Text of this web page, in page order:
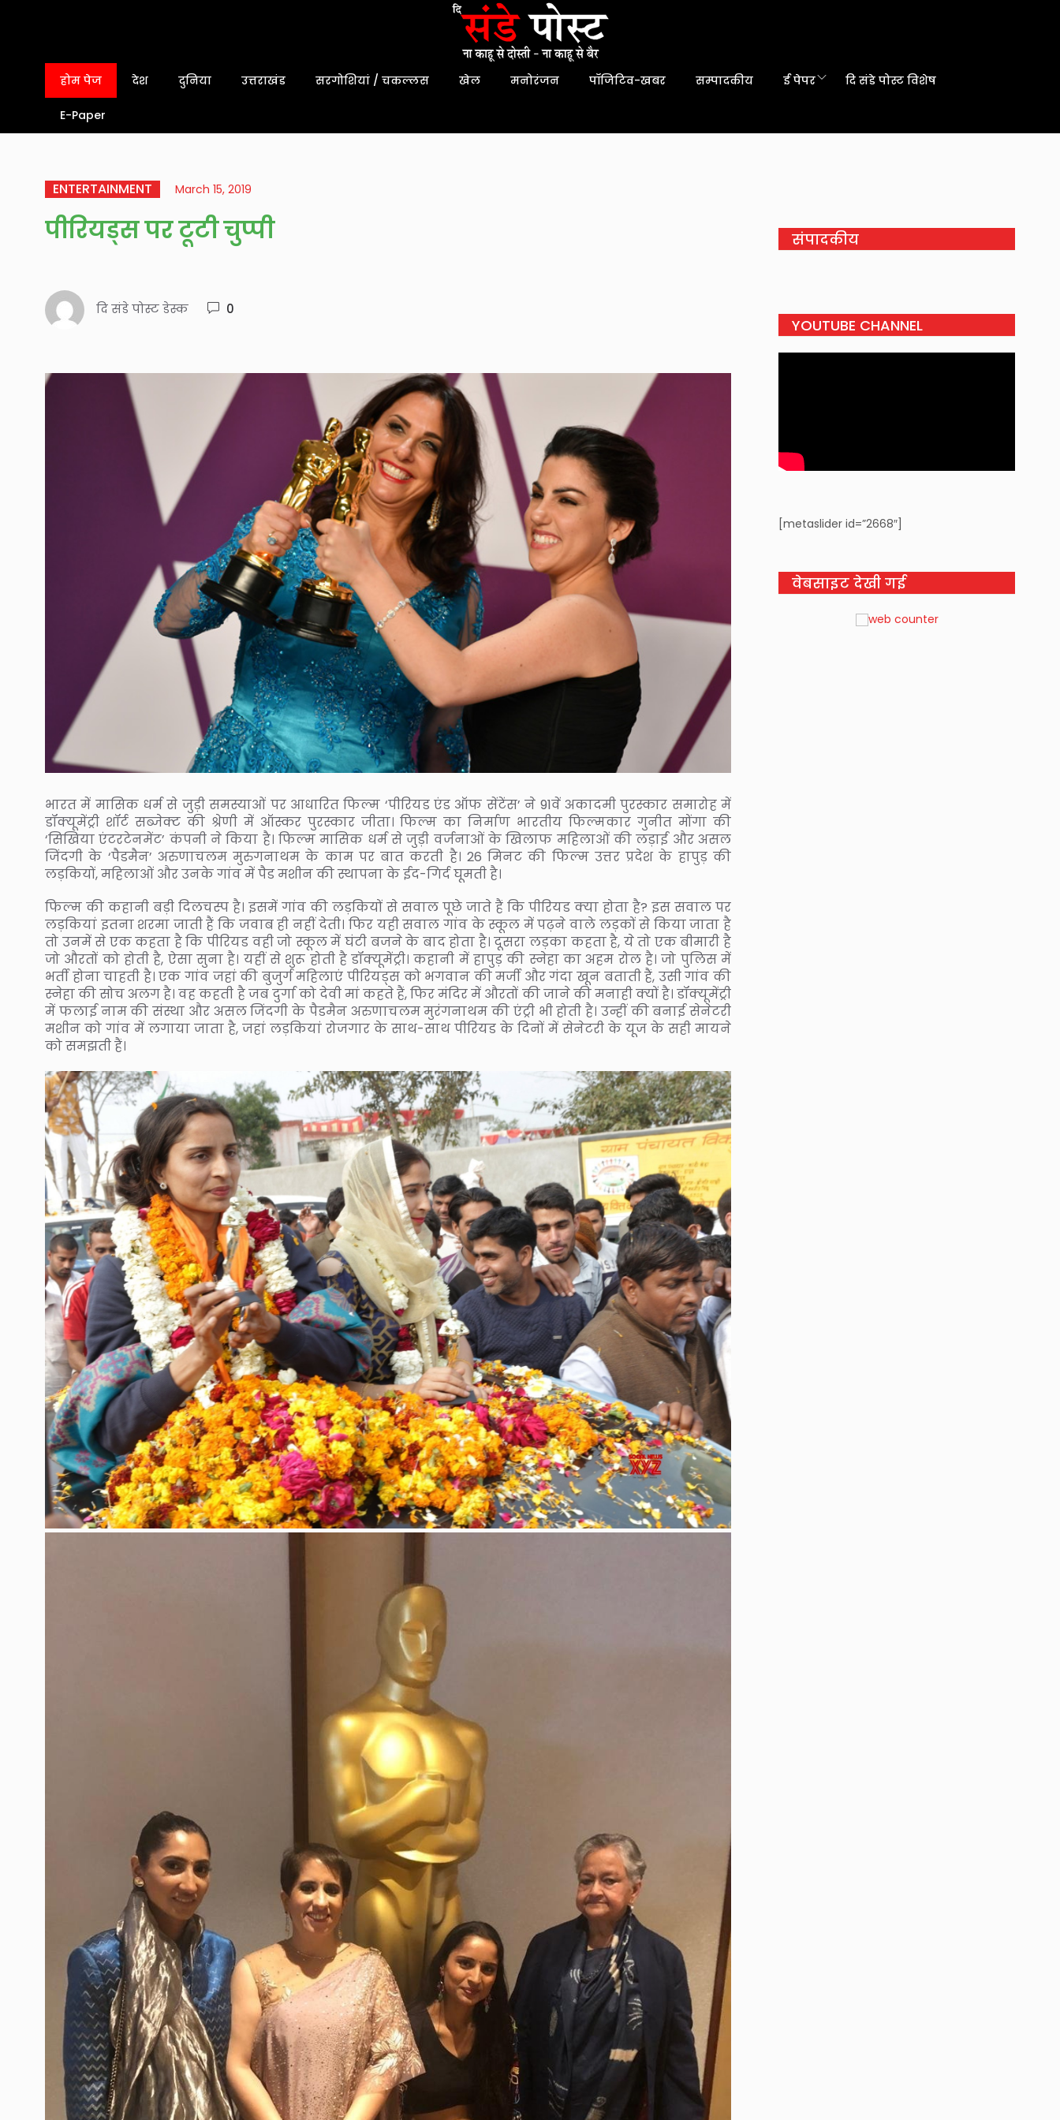
होम पेज देश दुनिया उत्तराखंड सरगोशियां / चकल्लस खेल मनोरंजन पॉजिटिव-खबर सम्पादकीय ई पेपर दि संडे पोस्ट विशेष
E-Paper
ENTERTAINMENT March 15, 2019
पीरियड्स पर टूटी चुप्पी
दि संडे पोस्ट डेस्क 0
भारत में मासिक धर्म से जुड़ी समस्याओं पर आधारित फिल्म ‘पीरियड एंड ऑफ सेंटेंस’ ने 91वें अकादमी पुरस्कार समारोह में
डॉक्यूमेंट्री शॉर्ट सब्जेक्ट की श्रेणी में ऑस्कर पुरस्कार जीता। फिल्म का निर्माण भारतीय फिल्मकार गुनीत मोंगा की
‘सिखिया एंटरटेनमेंट’ कंपनी ने किया है। फिल्म मासिक धर्म से जुड़ी वर्जनाओं के खिलाफ महिलाओं की लड़ाई और असल
जिंदगी के ‘पैडमैन’ अरुणाचलम मुरुगनाथम के काम पर बात करती है। 26 मिनट की फिल्म उत्तर प्रदेश के हापुड़ की
लड़कियों, महिलाओं और उनके गांव में पैड मशीन की स्थापना के ईद-गिर्द घूमती है।
फिल्म की कहानी बड़ी दिलचस्प है। इसमें गांव की लड़कियों से सवाल पूछे जाते हैं कि पीरियड क्या होता है? इस सवाल पर
लड़कियां इतना शरमा जाती हैं कि जवाब ही नहीं देती। फिर यही सवाल गांव के स्कूल में पढ़ने वाले लड़कों से किया जाता है
तो उनमें से एक कहता है कि पीरियड वही जो स्कूल में घंटी बजने के बाद होता है। दूसरा लड़का कहता है, ये तो एक बीमारी है
जो औरतों को होती है, ऐसा सुना है। यहीं से शुरू होती है डॉक्यूमेंट्री। कहानी में हापुड़ की स्नेहा का अहम रोल है। जो पुलिस में
भर्ती होना चाहती है। एक गांव जहां की बुजुर्ग महिलाएं पीरियड्स को भगवान की मर्जी और गंदा खून बताती हैं, उसी गांव की
स्नेहा की सोच अलग है। वह कहती है जब दुर्गा को देवी मां कहते हैं, फिर मंदिर में औरतों की जाने की मनाही क्यों है। डॉक्यूमेंट्री
में फलाई नाम की संस्था और असल जिंदगी के पैडमैन अरुणाचलम मुरंगनाथम की एंट्री भी होती है। उन्हीं की बनाई सेनेटरी
मशीन को गांव में लगाया जाता है, जहां लड़कियां रोजगार के साथ-साथ पीरियड के दिनों में सेनेटरी के यूज के सही मायने
को समझती हैं।
संपादकीय
YOUTUBE CHANNEL
[metaslider id=”2668″]
वेबसाइट देखी गई